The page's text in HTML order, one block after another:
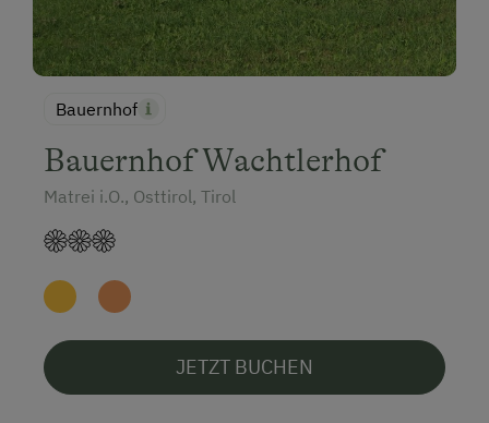
Bauernhof
Bauernhof Wachtlerhof
Matrei i.O., Osttirol, Tirol
JETZT BUCHEN